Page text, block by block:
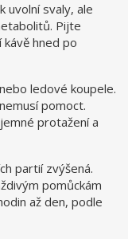
uvolní svaly, ale
Pijte
hned po
ledové koupele.
pomoct.
protažení a
partií zvýšená.
pomůckám
až den, podle